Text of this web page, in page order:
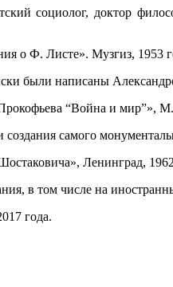
социолог, доктор
о Ф. Листе». Музгиз, 1953
были написаны
“Война и мир”»,
самого
Ленинград,
в том числе на
года.